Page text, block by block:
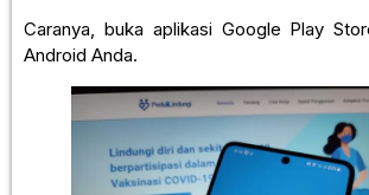
Caranya, buka aplikasi Google Play
Android Anda.